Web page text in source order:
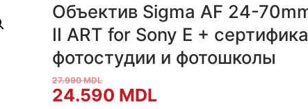
Объектив Sigma AF 24-
II ART for Sony E +
фотостудии и фотошколы
27.990MDL
Первоначальная
24.590 MDLТекущая